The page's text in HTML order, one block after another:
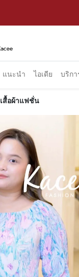
แนะนำ ไอเดีย บริก
เสื้อผ้าแฟชั่น